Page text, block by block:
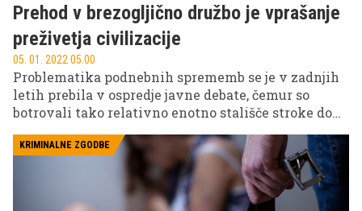
Prehod v brezogljično družbo je vprašanje
preživetja civilizacije
05. 01. 2022 05.00
Problematika podnebnih sprememb se je v zadnjih
letih prebila v ospredje javne debate, čemur so
botrovali tako relativno enotno stališče stroke do
tega vprašanja kot tudi sami pojavi izrednih
vremenskih razmer. Številni verjamejo, da sta
reševanje te problematike in prehod v brezogljično
družbo nujna, če se želimo izogniti propadu
civilizacije, kot jo poznamo.
KRIMINALNE ZGODBE